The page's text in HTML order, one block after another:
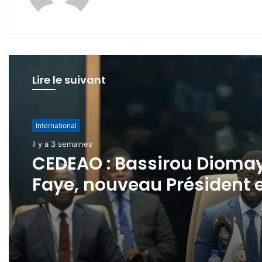
Lire le suivant
International
il y a 3 semaines
CEDEAO : Bassirou
International
il y a 4 semaines
Consultations
diplomatiques
Confédération AES –
: un nouvel élan de
renforcement du